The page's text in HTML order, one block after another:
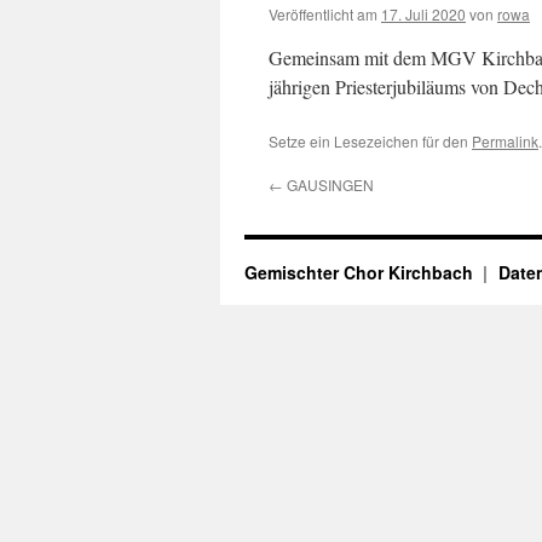
Veröffentlicht am 17. Juli 2020 von rowa
Gemeinsam mit dem MGV
jährigen Priesterjubiläums von
Setze ein Lesezeichen für den Permalink.
← GAUSINGEN
Gemischter Chor Kirchbach